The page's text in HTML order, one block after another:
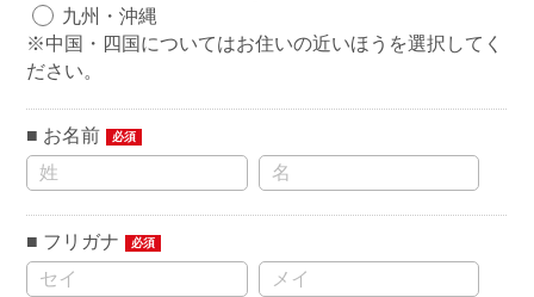
九州・沖縄
※中国・四国についてはお住いの近いほうを選択してく
ださい。
お名前 必須
フリガナ 必須